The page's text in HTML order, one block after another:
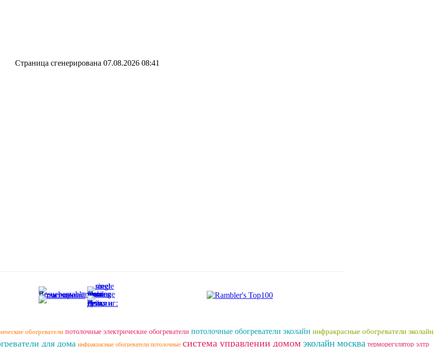
Страница сгенерирована 07.08.2026 08:41
обогреватели потолочные электрические обогреватели потолочные обогреватели эколайн инфракрасные обогреватели эколайн
для дома инфракрасные обогреватели потолочные система управлении домом эколайн москва терморегулятор элтр